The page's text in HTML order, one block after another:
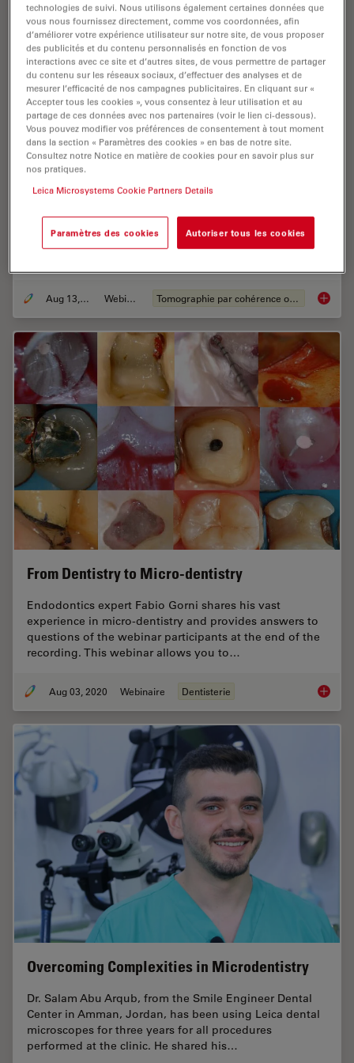
What is intraoperative OCT telling us?
webinar delivered by Dr. Barbara Parolini. During the
Aug 13, 2020 Webinaire Tomographie par cohérence optique (OCT) What
From Dentistry to Micro-dentistry
Endodontics expert Fabio Gorni shares his vast
experience in micro-dentistry and provides answers to
questions of the webinar participants at the end of the
recording. This webinar allows you to…
Aug 03, 2020 Webinaire Dentisterie From
Overcoming Complexities in Microdentistry
Dr. Salam Abu Arqub, from the Smile Engineer Dental
Center in Amman, Jordan, has been using Leica dental
microscopes for three years for all procedures
performed at the clinic. He shared his…
technologies de suivi. Nous utilisons également certaines données que
vous nous fournissez directement, comme vos coordonnées, afin
d’améliorer votre expérience utilisateur sur notre site, de vous proposer
des publicités et du contenu personnalisés en fonction de vos
interactions avec ce site et d’autres sites, de vous permettre de partager
du contenu sur les réseaux sociaux, d’effectuer des analyses et de
mesurer l’efficacité de nos campagnes publicitaires. En cliquant sur «
Accepter tous les cookies », vous consentez à leur utilisation et au
partage de ces données avec nos partenaires (voir le lien ci-dessous).
Vous pouvez modifier vos préférences de consentement à tout moment
dans la section « Paramètres des cookies » en bas de notre site.
Consultez notre Notice en matière de cookies pour en savoir plus sur
nos pratiques.
Leica Microsystems Cookie Partners Details
Paramètres des cookies Autoriser tous les cookies